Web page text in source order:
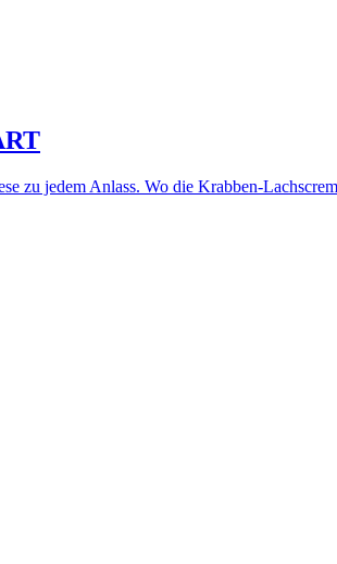
zu jedem Anlass. Wo die Krabben-